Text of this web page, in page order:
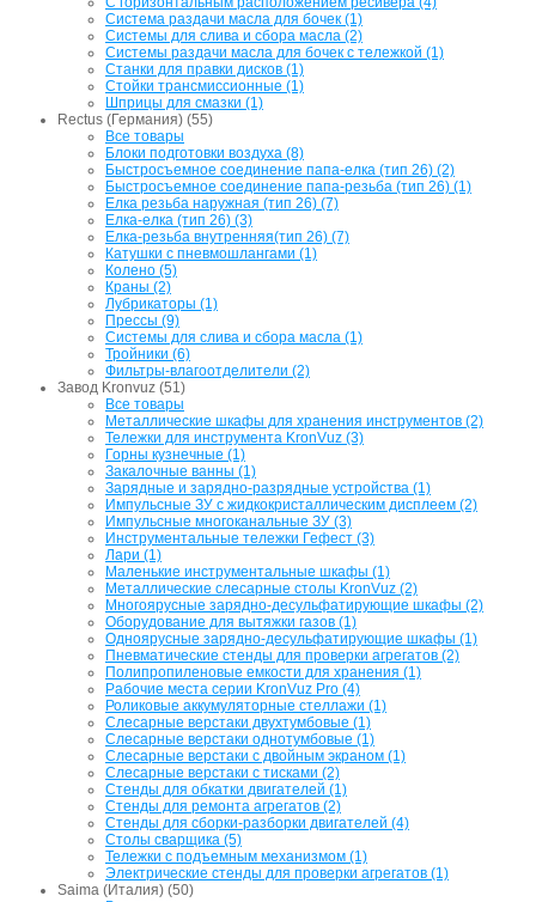
Система раздачи масла для бочек (1)
Системы для слива и сбора масла (2)
Системы раздачи масла для бочек с тележкой (1)
Станки для правки дисков (1)
Стойки трансмиссионные (1)
Шприцы для смазки (1)
Rectus (Германия) (55)
Все товары
Блоки подготовки воздуха (8)
Быстросъемное соединение папа-елка (тип 26) (2)
Быстросъемное соединение папа-резьба (тип 26) (1)
Елка резьба наружная (тип 26) (7)
Елка-елка (тип 26) (3)
Елка-резьба внутренняя(тип 26) (7)
Катушки с пневмошлангами (1)
Колено (5)
Краны (2)
Лубрикаторы (1)
Прессы (9)
Системы для слива и сбора масла (1)
Тройники (6)
Фильтры-влагоотделители (2)
Завод Kronvuz (51)
Все товары
Металлические шкафы для хранения инструментов (2)
Тележки для инструмента KronVuz (3)
Горны кузнечные (1)
Закалочные ванны (1)
Зарядные и зарядно-разрядные устройства (1)
Импульсные ЗУ с жидкокристаллическим дисплеем (2)
Импульсные многоканальные ЗУ (3)
Инструментальные тележки Гефест (3)
Лари (1)
Маленькие инструментальные шкафы (1)
Металлические слесарные столы KronVuz (2)
Многоярусные зарядно-десульфатирующие шкафы (2)
Оборудование для вытяжки газов (1)
Одноярусные зарядно-десульфатирующие шкафы (1)
Пневматические стенды для проверки агрегатов (2)
Полипропиленовые емкости для хранения (1)
Рабочие места серии KronVuz Pro (4)
Роликовые аккумуляторные стеллажи (1)
Слесарные верстаки двухтумбовые (1)
Слесарные верстаки однотумбовые (1)
Слесарные верстаки с двойным экраном (1)
Слесарные верстаки с тисками (2)
Стенды для обкатки двигателей (1)
Стенды для ремонта агрегатов (2)
Стенды для сборки-разборки двигателей (4)
Столы сварщика (5)
Тележки с подъемным механизмом (1)
Электрические стенды для проверки агрегатов (1)
Saima (Италия) (50)